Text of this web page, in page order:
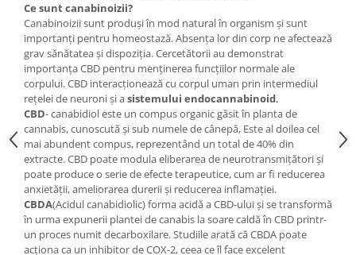
Ce sunt canabinoizii?
Canabinoizii sunt produși în mod natural în organism și sunt
importanți pentru homeostază. Absența lor din corp ne afectează
grav sănătatea și dispoziția. Cercetătorii au demonstrat
importanța CBD pentru menținerea funcțiilor normale ale
corpului. CBD interacționează cu corpul uman prin intermediul
rețelei de neuroni și asistemului endocannabinoid.
CBD- canabidiol este un compus organic găsit în planta de
cannabis, cunoscută și sub numele de cânepă, Este al doilea cel
mai abundent compus, reprezentând un total de 40% din
extracte. CBD poate modula eliberarea de neurotransmițători și
poate produce o serie de efecte terapeutice, cum ar fi reducerea
anxietății, ameliorarea durerii și reducerea inflamației.
CBDA(Acidul canabidiolic) forma acidă a CBD-ului și se transformă
în urma expunerii plantei de canabis la soare caldă în CBD printr-
un proces numit decarboxilare. Studiile arată că CBDA poate
acționa ca un inhibitor de COX-2, ceea ce îl face excelent